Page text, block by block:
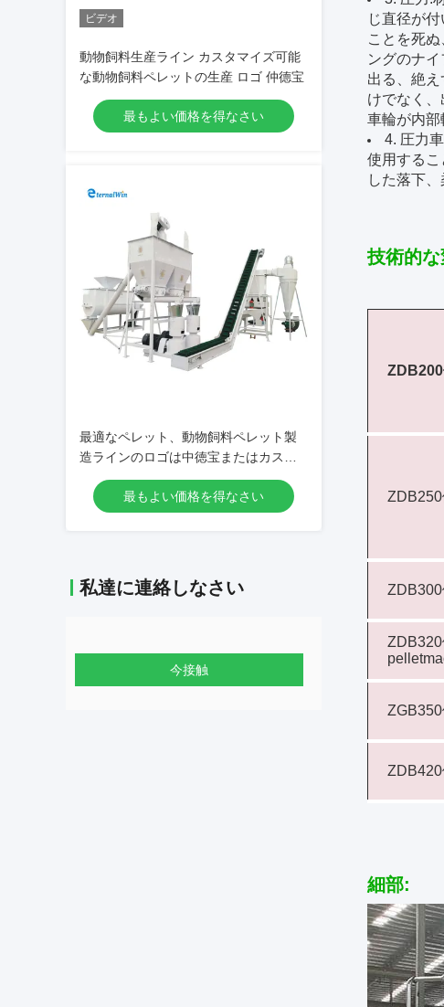
ビデオ
動物飼料生産ライン カスタマイズ可能
な動物飼料ペレットの生産 ロゴ 仲德宝
最もよい価格を得なさい
最適なペレット、動物飼料ペレット製
造ラインのロゴは中徳宝またはカスタ
マイズ可能
最もよい価格を得なさい
私達に連絡しなさい
今接触
じ直径が
ことを死
ングのナ
出る、絶
けでなく
車輪が内部
4. 圧力
使用する
した落下
技術的
細部: